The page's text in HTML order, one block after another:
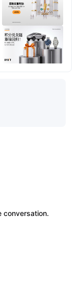
conversation.